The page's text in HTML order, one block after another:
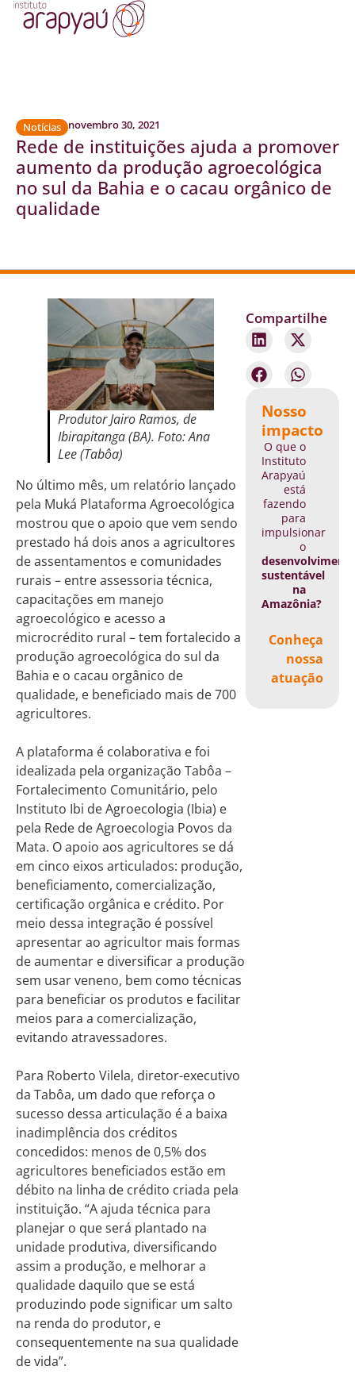
Notícias novembro 30, 2021
Rede de instituições ajuda a promover
aumento da produção agroecológica
no sul da Bahia e o cacau orgânico de
qualidade
Compartilhe
Nosso
impacto
O que o
Instituto
Arapyaú
está
fazendo
para
impulsionar
o
sustentável
na
Amazônia?
Conheça
nossa
atuação
Produtor Jairo Ramos, de
Ibirapitanga (BA). Foto: Ana
Lee (Tabôa)
No último mês, um relatório lançado
pela Muká Plataforma Agroecológica
mostrou que o apoio que vem sendo
prestado há dois anos a agricultores
de assentamentos e comunidades
rurais – entre assessoria técnica,
capacitações em manejo
agroecológico e acesso a
microcrédito rural – tem fortalecido a
produção agroecológica do sul da
Bahia e o cacau orgânico de
qualidade, e beneficiado mais de 700
agricultores.
A plataforma é colaborativa e foi
idealizada pela organização Tabôa –
Fortalecimento Comunitário, pelo
Instituto Ibi de Agroecologia (Ibia) e
pela Rede de Agroecologia Povos da
Mata. O apoio aos agricultores se dá
em cinco eixos articulados: produção,
beneficiamento, comercialização,
certificação orgânica e crédito. Por
meio dessa integração é possível
apresentar ao agricultor mais formas
de aumentar e diversificar a produção
sem usar veneno, bem como técnicas
para beneficiar os produtos e facilitar
meios para a comercialização,
evitando atravessadores.
Para Roberto Vilela, diretor-executivo
da Tabôa, um dado que reforça o
sucesso dessa articulação é a baixa
inadimplência dos créditos
concedidos: menos de 0,5% dos
agricultores beneficiados estão em
débito na linha de crédito criada pela
instituição. “A ajuda técnica para
planejar o que será plantado na
unidade produtiva, diversificando
assim a produção, e melhorar a
qualidade daquilo que se está
produzindo pode significar um salto
na renda do produtor, e
consequentemente na sua qualidade
de vida”.